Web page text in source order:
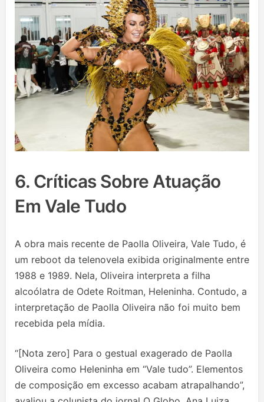
6. Críticas Sobre Atuação
Em Vale Tudo
A obra mais recente de Paolla Oliveira, Vale Tudo, é
um reboot da telenovela exibida originalmente entre
1988 e 1989. Nela, Oliveira interpreta a filha
alcoólatra de Odete Roitman, Heleninha. Contudo, a
interpretação de Paolla Oliveira não foi muito bem
recebida pela mídia.
“[Nota zero] Para o gestual exagerado de Paolla
Oliveira como Heleninha em “Vale tudo”. Elementos
de composição em excesso acabam atrapalhando”,